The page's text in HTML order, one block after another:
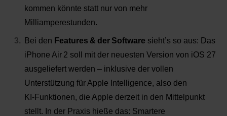
kommen könnte statt nur von mehr
Milliamperestunden.
Bei den Features & der Software sieht’s so aus: Das
iPhone Air 2 soll mit der neuesten Version von iOS 27
ausgeliefert werden – inklusive der vollen
Unterstützung für Apple Intelligence, also den
KI ‑Funktionen, die Apple derzeit in den Mittelpunkt
stellt. In der Praxis hieße das: Smartere